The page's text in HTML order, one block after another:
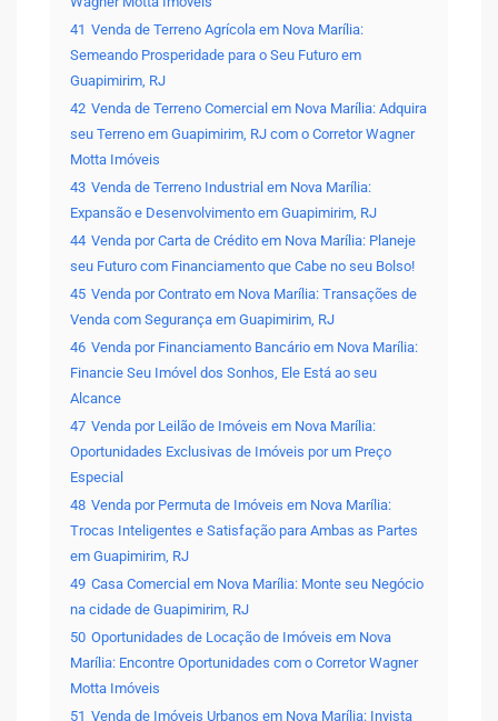
41 Venda de Terreno Agrícola em Nova Marília:
Semeando Prosperidade para o Seu Futuro em
Guapimirim, RJ
42 Venda de Terreno Comercial em Nova Marília: Adquira
seu Terreno em Guapimirim, RJ com o Corretor Wagner
Motta Imóveis
43 Venda de Terreno Industrial em Nova Marília:
Expansão e Desenvolvimento em Guapimirim, RJ
44 Venda por Carta de Crédito em Nova Marília: Planeje
seu Futuro com Financiamento que Cabe no seu Bolso!
45 Venda por Contrato em Nova Marília: Transações de
Venda com Segurança em Guapimirim, RJ
46 Venda por Financiamento Bancário em Nova Marília:
Financie Seu Imóvel dos Sonhos, Ele Está ao seu
Alcance
47 Venda por Leilão de Imóveis em Nova Marília:
Oportunidades Exclusivas de Imóveis por um Preço
Especial
48 Venda por Permuta de Imóveis em Nova Marília:
Trocas Inteligentes e Satisfação para Ambas as Partes
em Guapimirim, RJ
49 Casa Comercial em Nova Marília: Monte seu Negócio
na cidade de Guapimirim, RJ
50 Oportunidades de Locação de Imóveis em Nova
Marília: Encontre Oportunidades com o Corretor Wagner
Motta Imóveis
51 Venda de Imóveis Urbanos em Nova Marília: Invista